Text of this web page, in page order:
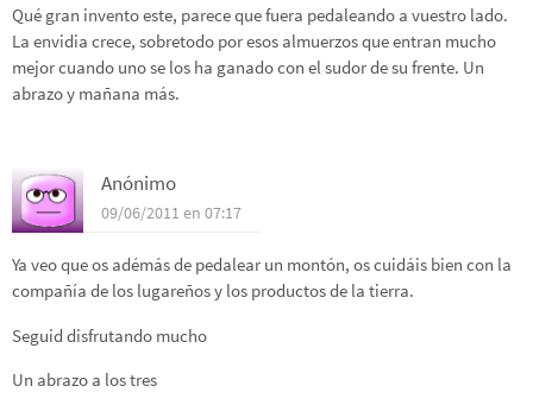
Qué gran invento este, parece que fuera pedaleando a vuestro lado.
La envidia crece, sobretodo por esos almuerzos que entran mucho
mejor cuando uno se los ha ganado con el sudor de su frente. Un
abrazo y mañana más.
Anónimo
09/06/2011 en 07:17
Ya veo que os adémás de pedalear un montón, os cuidáis bien con la
compañía de los lugareños y los productos de la tierra.
Seguid disfrutando mucho
Un abrazo a los tres